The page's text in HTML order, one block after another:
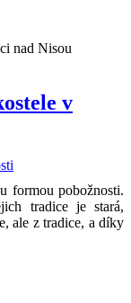
v
formou pobožnosti.
tradice je stará,
ale z tradice, a díky